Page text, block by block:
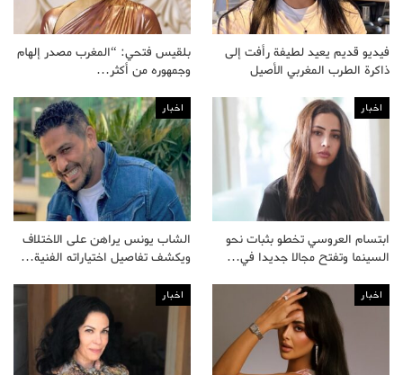
فيديو قديم يعيد لطيفة رأفت إلى
ذاكرة الطرب المغربي الأصيل
بلقيس فتحي: “المغرب مصدر إلهام
وجمهوره من أكثر…
اخبار
ابتسام العروسي تخطو بثبات نحو
السينما وتفتح مجالا جديدا في…
اخبار
الشاب يونس يراهن على الاختلاف
ويكشف تفاصيل اختياراته الفنية…
اخبار اخبار